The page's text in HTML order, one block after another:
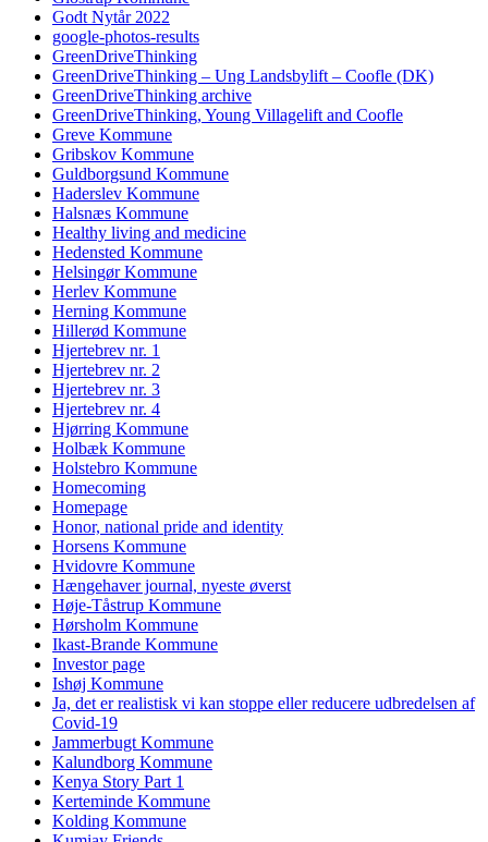
Godt Nytår 2022
google-photos-results
GreenDriveThinking
GreenDriveThinking – Ung Landsbylift – Coofle (DK)
GreenDriveThinking archive
GreenDriveThinking, Young Villagelift and Coofle
Greve Kommune
Gribskov Kommune
Guldborgsund Kommune
Haderslev Kommune
Halsnæs Kommune
Healthy living and medicine
Hedensted Kommune
Helsingør Kommune
Herlev Kommune
Herning Kommune
Hillerød Kommune
Hjertebrev nr. 1
Hjertebrev nr. 2
Hjertebrev nr. 3
Hjertebrev nr. 4
Hjørring Kommune
Holbæk Kommune
Holstebro Kommune
Homecoming
Homepage
Honor, national pride and identity
Horsens Kommune
Hvidovre Kommune
Hængehaver journal, nyeste øverst
Høje-Tåstrup Kommune
Hørsholm Kommune
Ikast-Brande Kommune
Investor page
Ishøj Kommune
Ja, det er realistisk vi kan stoppe eller reducere udbredelsen af
Covid-19
Jammerbugt Kommune
Kalundborg Kommune
Kenya Story Part 1
Kerteminde Kommune
Kolding Kommune